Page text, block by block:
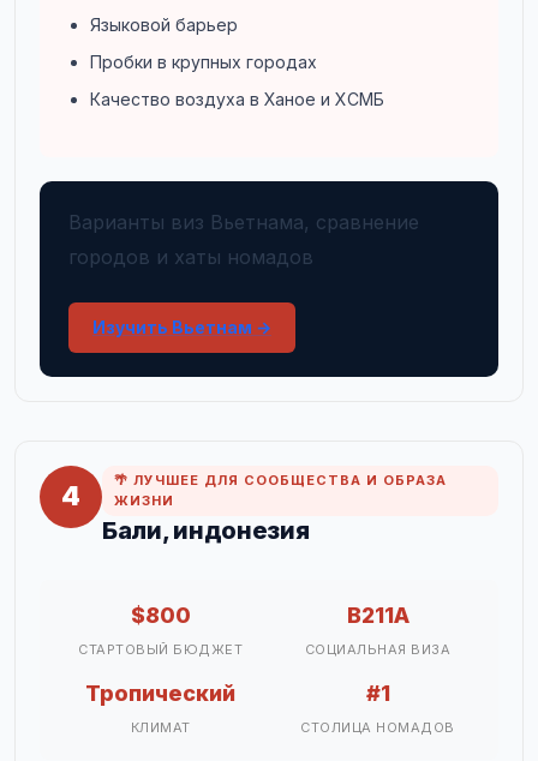
Языковой барьер
Пробки в крупных городах
Качество воздуха в Ханое и ХCMБ
Варианты виз Вьетнама, сравнение
городов и хаты номадов
Изучить Вьетнам →
4
🌴 ЛУЧШЕЕ ДЛЯ СООБЩЕСТВА И ОБРАЗА
ЖИЗНИ
Бали, индонезия
$800
СТАРТОВЫЙ БЮДЖЕТ
B211A
СОЦИАЛЬНАЯ ВИЗА
Тропический
КЛИМАТ
#1
СТОЛИЦА НОМАДОВ